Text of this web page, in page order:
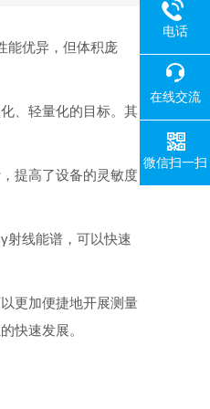
能优异，但体积庞
、轻量化的目标。其
提高了设备的灵敏度
射线能谱，可以快速
更加便捷地开展测量
快速发展。
电话
在线交流
微信扫一扫